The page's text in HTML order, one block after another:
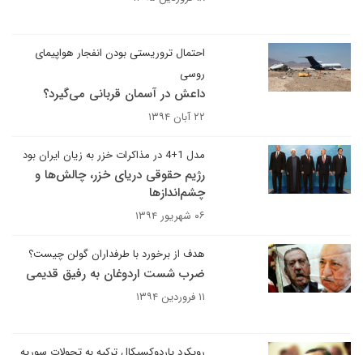
احتمال تروریستی بودن انفجار هواپیمای
روسی
داعش در آسمان قربانی می‌گیرد؟
۲۲ آبان ۱۳۹۴
مدل 1+4 در مذاکرات خزر به زیان ایران بود
رژیم حقوقی دریای خزر، چالش‌ها و
چشم‌اندازها
۰۶ شهریور ۱۳۹۴
هدف از برخورد با طرفداران گولن چیست؟
ضرب شست اردوغان به رفیق قدیمی
۱۱ فروردین ۱۳۹۴